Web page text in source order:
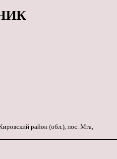
район (обл.), пос. Мга,